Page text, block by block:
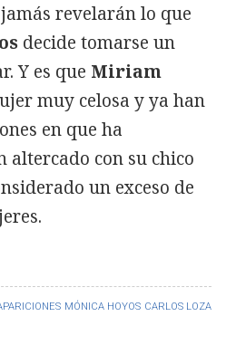
MÓNICA HOYOS CARLOS LOZANO
revelarán lo que
decide tomarse un
Y es que Miriam
muy celosa y ya han
en que ha
con su chico
un exceso de